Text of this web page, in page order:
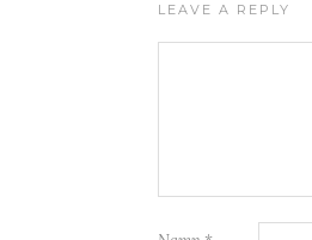
LEAVE A REPLY